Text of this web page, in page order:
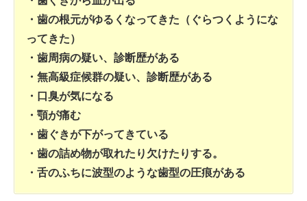
・歯の根元がゆるくなってきた（ぐらつくようにな
ってきた）
・歯周病の疑い、診断歴がある
・無高級症候群の疑い、診断歴がある
・口臭が気になる
・顎が痛む
・歯ぐきが下がってきている
・歯の詰め物が取れたり欠けたりする。
・舌のふちに波型のような歯型の圧痕がある